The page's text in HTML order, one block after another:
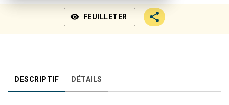
visibility FEUILLETER
DESCRIPTIF DÉTAILS